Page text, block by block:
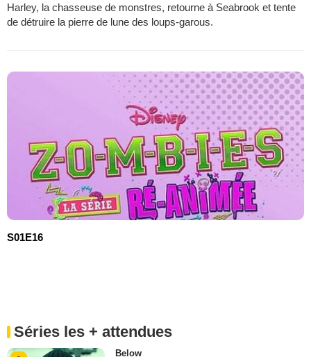
Harley, la chasseuse de monstres, retourne à Seabrook et tente
de détruire la pierre de lune des loups-garous.
S01E16
Séries les + attendues
Below